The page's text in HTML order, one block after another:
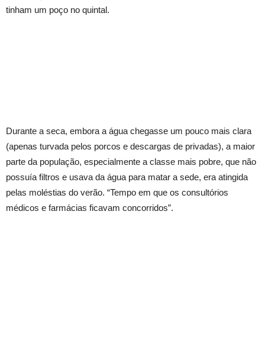
tinham um poço no quintal.
Durante a seca, embora a água chegasse um pouco mais clara
(apenas turvada pelos porcos e descargas de privadas), a maior
parte da população, especialmente a classe mais pobre, que não
possuía filtros e usava da água para matar a sede, era atingida
pelas moléstias do verão. “Tempo em que os consultórios
médicos e farmácias ficavam concorridos”.